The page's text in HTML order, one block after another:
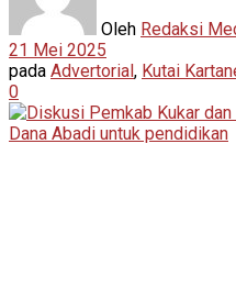
Oleh Redaksi
21 Mei 2025
pada Advertorial, Kutai
0